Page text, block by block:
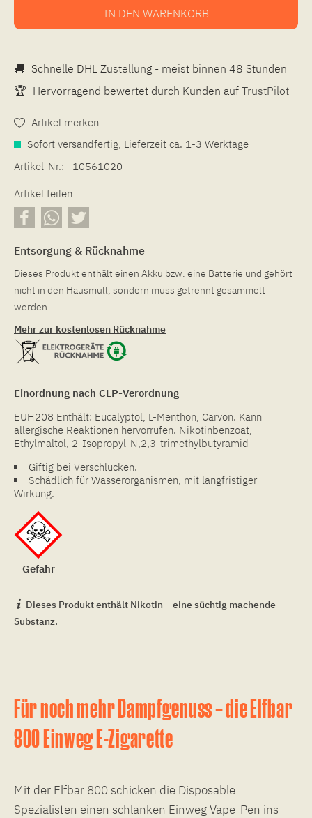
IN DEN WARENKORB
🚚 Schnelle DHL Zustellung - meist binnen 48 Stunden
🏆 Hervorragend bewertet durch Kunden auf TrustPilot
Artikel merken
Sofort versandfertig, Lieferzeit ca. 1-3 Werktage
Artikel-Nr.:
10561020
Artikel teilen
Entsorgung & Rücknahme
Dieses Produkt enthält einen Akku bzw. eine Batterie und gehört
nicht in den Hausmüll, sondern muss getrennt gesammelt
werden.
Mehr zur kostenlosen Rücknahme
Einordnung nach CLP-Verordnung
EUH208 Enthält: Eucalyptol, L-Menthon, Carvon. Kann
allergische Reaktionen hervorrufen. Nikotinbenzoat,
Ethylmaltol, 2-Isopropyl-N,2,3-trimethylbutyramid
Giftig bei Verschlucken.
Schädlich für Wasserorganismen, mit langfristiger
Wirkung.
Gefahr
Dieses Produkt enthält Nikotin – eine süchtig machende
Substanz.
Für noch mehr Dampfgenuss – die Elfbar
800 Einweg E-Zigarette
Mit der Elfbar 800 schicken die Disposable
Spezialisten einen schlanken Einweg Vape-Pen ins